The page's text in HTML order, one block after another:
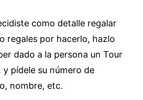
como detalle regalar
regales por hacerlo, hazlo
dado a la persona un Tour
pídele su número de
nombre, etc.